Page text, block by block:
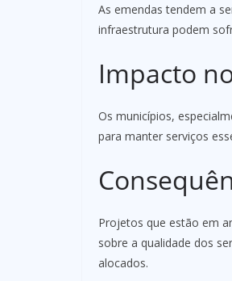
As emendas tendem a
infraestrutura podem
Impacto
Os municípios,
para manter serviços
Projetos que estão em
sobre a qualidade dos
alocados.